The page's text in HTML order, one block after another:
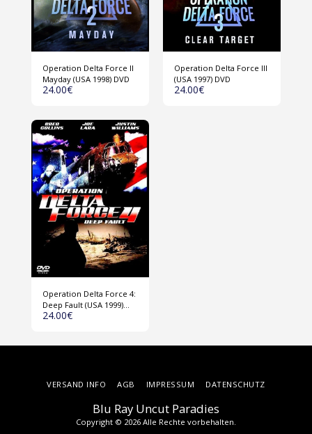
Operation Delta Force II
Mayday (USA 1998) DVD
24.00€
Operation Delta Force III
(USA 1997) DVD
24.00€
Operation Delta Force 4:
Deep Fault (USA 1999)
DVD
24.00€
Blu Ray Uncut Paradies
Copyright © 2026 Alle Rechte vorbehalten.
VERSAND INFO AGB IMPRESSUM DATENSCHUTZ